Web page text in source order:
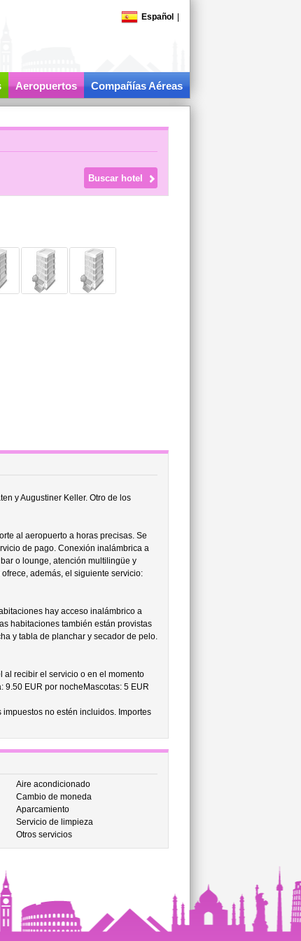
Español
Aeropuertos Compañías Aéreas
y Augustiner Keller. Otro de los
al aeropuerto a horas precisas. Se
de pago. Conexión inalámbrica a
o lounge, atención multilingüe y
además, el siguiente servicio:
hay acceso inalámbrico a
habitaciones también están provistas
y tabla de planchar y secador de pelo.
al recibir el servicio o en el momento
EUR por nocheMascotas: 5 EUR
no estén incluidos. Importes
Aire acondicionado
Cambio de moneda
Aparcamiento
Servicio de limpieza
Otros servicios